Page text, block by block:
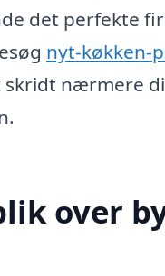
det perfekte
nyt-køkken-
skridt nærmere
over